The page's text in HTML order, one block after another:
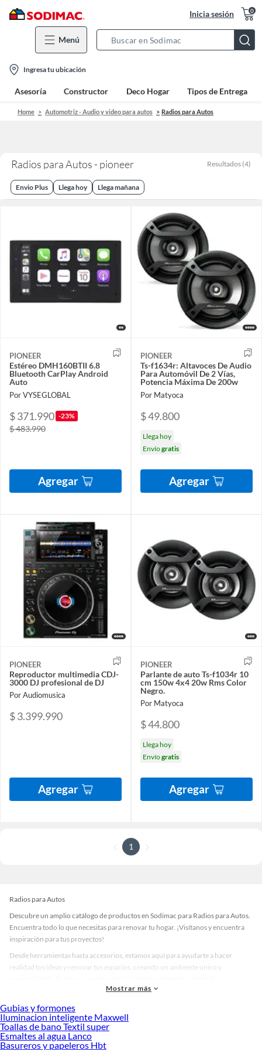
Inicia sesión 0
Menú
Bar
location-
icon
Ingresa tu ubicación
Asesoría Constructor Deco Hogar Tipos de Entrega
Home Automotriz - Audio y video para autos Radios para Autos
Radios para Autos - pioneer Resultados (4)
Envio Plus Llega hoy Llega mañana
PIONEER
Estéreo DMH160BTII 6.8
Bluetooth CarPlay Android
Auto
Por VYSEGLOBAL
$ 371.990 -23%
$ 483.990
Agregar
PIONEER
Ts-f1634r: Altavoces De Audio
Para Automóvil De 2 Vías,
Potencia Máxima De 200w
Por Matyoca
$ 49.800
Llega hoy
Envíogratis
Agregar
PIONEER
Reproductor multimedia CDJ-
3000 DJ profesional de DJ
Por Audiomusica
$ 3.399.990
Agregar
PIONEER
Parlante de auto Ts-f1034r 10
cm 150w 4x4 20w Rms Color
Negro.
Por Matyoca
$ 44.800
Llega hoy
Envíogratis
Agregar
1
Radios para Autos
Descubre un amplio catálogo de productos en Sodimac para Radios para Autos.
Encuentra todo lo que necesitas para renovar tu hogar. ¡Visítanos y encuentra
inspiración para tus proyectos!
Desde herramientas hasta accesorios, estamos aquí para ayudarte a hacer
realidad tus ideas y renovar tus espacios, creando un ambiente único y
accesorios de calidad que te ayudarán a crear un espacio más tú.
Desde remodelaciones hasta proyectos de decoración, estamos aquí para hacer
tus ideas realidad. ¡Visítanos y encuentra todo lo que tenemos para ofrecerte en
Radios para Autos!
Explora la variedad de productos de Radios para Autos en Sodimac
Mostrar más
Gubias y formones
Iluminacion inteligente Maxwell
Toallas de bano Textil super
Esmaltes al agua Lanco
Basureros y papeleros Hbt